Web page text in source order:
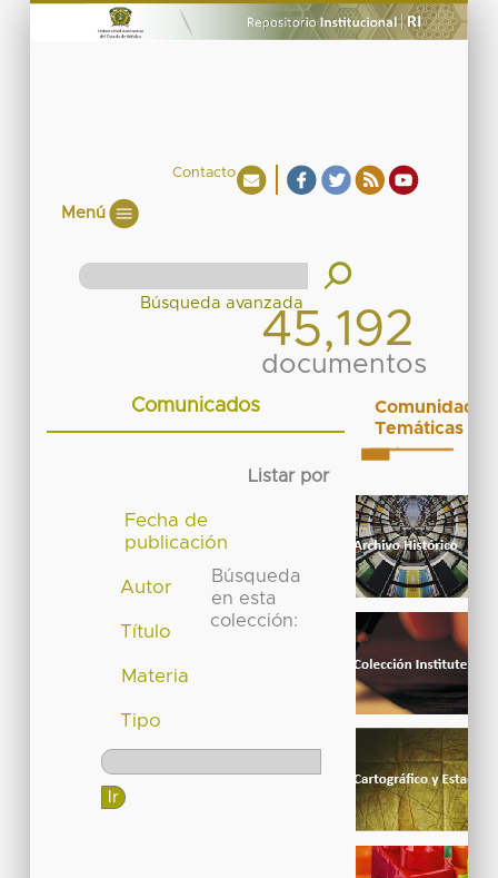
Contacto
Menú
45,192
documentos
Comunicados
Listar por
Fecha de
publicación
Autor
Título
Materia
Tipo
Búsqueda
en esta
colección:
Comunidades
Temáticas